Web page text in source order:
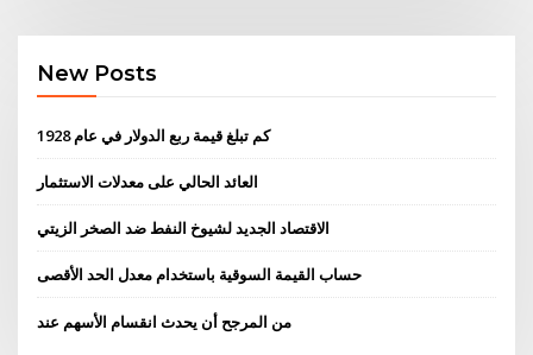
New Posts
كم تبلغ قيمة ربع الدولار في عام 1928
العائد الحالي على معدلات الاستثمار
الاقتصاد الجديد لشيوخ النفط ضد الصخر الزيتي
حساب القيمة السوقية باستخدام معدل الحد الأقصى
من المرجح أن يحدث انقسام الأسهم عند